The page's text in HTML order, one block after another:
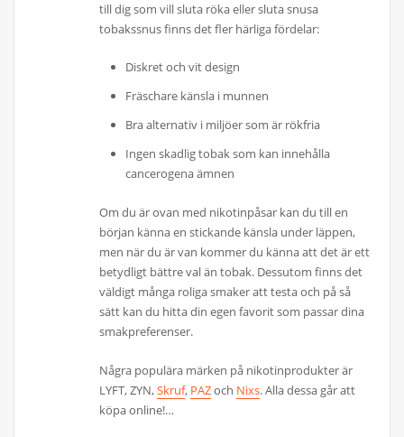
till dig som vill sluta röka eller sluta snusa
tobakssnus finns det fler härliga fördelar:
Diskret och vit design
Fräschare känsla i munnen
Bra alternativ i miljöer som är rökfria
Ingen skadlig tobak som kan innehålla
cancerogena ämnen
Om du är ovan med nikotinpåsar kan du till en
början känna en stickande känsla under läppen,
men när du är van kommer du känna att det är ett
betydligt bättre val än tobak. Dessutom finns det
väldigt många roliga smaker att testa och på så
sätt kan du hitta din egen favorit som passar dina
smakpreferenser.
Några populära märken på nikotinprodukter är
LYFT, ZYN,Skruf, PAZoch Nixs. Alla dessa går att
köpa online!…